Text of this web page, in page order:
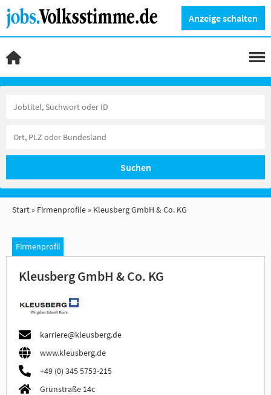
Anzeige schalten
Suchen
Start Firmenprofile Kleusberg GmbH & Co. KG
Firmenprofil
Kleusberg GmbH & Co. KG
karriere@kleusberg.de
www.kleusberg.de
+49 (0) 345 5753-215
Grünstraße 14c